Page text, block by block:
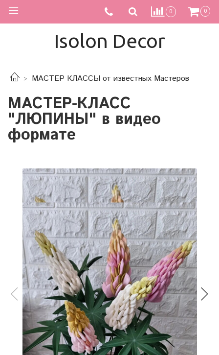
0 0
Isolon Decor
МАСТЕР КЛАССЫ от известных Мастеров
МАСТЕР-КЛАСС
"ЛЮПИНЫ" в видео
формате